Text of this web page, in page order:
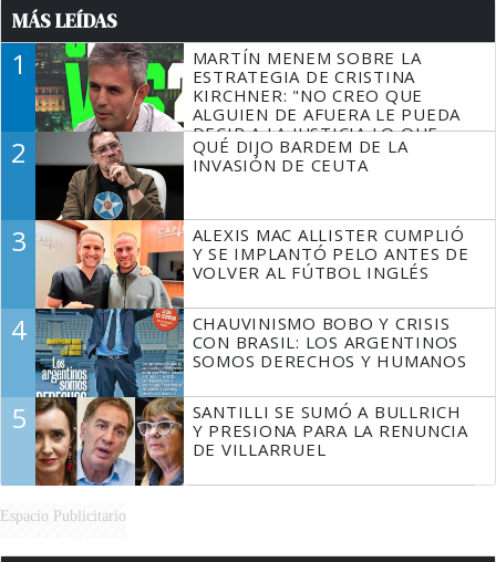
MÁS LEÍDAS
1
MARTÍN MENEM SOBRE LA
ESTRATEGIA DE CRISTINA
KIRCHNER: "NO CREO QUE
ALGUIEN DE AFUERA LE PUEDA
DECIR A LA JUSTICIA LO QUE
TIENE QUE HACER"
2
QUÉ DIJO BARDEM DE LA
INVASIÓN DE CEUTA
3
ALEXIS MAC ALLISTER CUMPLIÓ
Y SE IMPLANTÓ PELO ANTES DE
VOLVER AL FÚTBOL INGLÉS
4
CHAUVINISMO BOBO Y CRISIS
CON BRASIL: LOS ARGENTINOS
SOMOS DERECHOS Y HUMANOS
5
SANTILLI SE SUMÓ A BULLRICH
Y PRESIONA PARA LA RENUNCIA
DE VILLARRUEL
Espacio Publicitario